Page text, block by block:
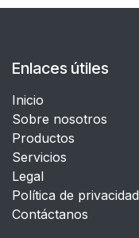
Enlaces útiles
Inicio
Sobre nosotros
Productos
Servicios
Legal
​Política de privacidad
Contáctanos